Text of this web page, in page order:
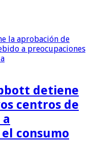
detiene
centros de
consumo